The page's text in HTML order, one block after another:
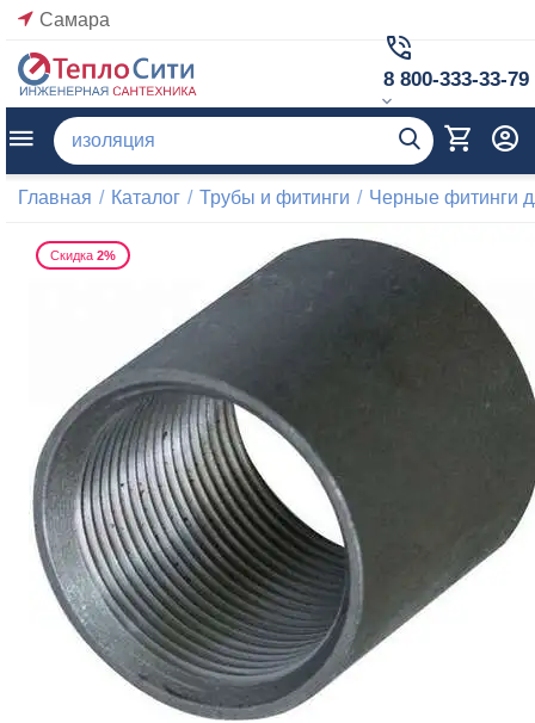
Самара
8 800-333-33-79
Главная / Каталог / Трубы и фитинги / Черные фитинги
Скидка 2%